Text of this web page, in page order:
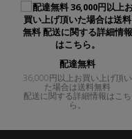
配達無料
36,000円以上お買い上げ頂い
た場合は送料無料
配送に関する詳細情報はこち
ら。